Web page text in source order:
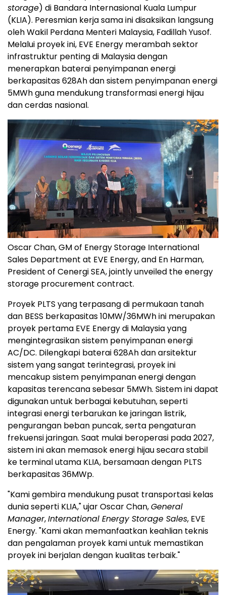
storage) di Bandara Internasional Kuala Lumpur
(KLIA). Peresmian kerja sama ini disaksikan langsung
oleh Wakil Perdana Menteri Malaysia, Fadillah Yusof.
Melalui proyek ini, EVE Energy merambah sektor
infrastruktur penting di Malaysia dengan
menerapkan baterai penyimpanan energi
berkapasitas 628Ah dan sistem penyimpanan energi
5MWh guna mendukung transformasi energi hijau
dan cerdas nasional.
Oscar Chan, GM of Energy Storage International
Sales Department at EVE Energy, and En Harman,
President of Cenergi SEA, jointly unveiled the energy
storage procurement contract.
Proyek PLTS yang terpasang di permukaan tanah
dan BESS berkapasitas 10MW/36MWh ini merupakan
proyek pertama EVE Energy di Malaysia yang
mengintegrasikan sistem penyimpanan energi
AC/DC. Dilengkapi baterai 628Ah dan arsitektur
sistem yang sangat terintegrasi, proyek ini
mencakup sistem penyimpanan energi dengan
kapasitas terencana sebesar 5MWh. Sistem ini dapat
digunakan untuk berbagai kebutuhan, seperti
integrasi energi terbarukan ke jaringan listrik,
pengurangan beban puncak, serta pengaturan
frekuensi jaringan. Saat mulai beroperasi pada 2027,
sistem ini akan memasok energi hijau secara stabil
ke terminal utama KLIA, bersamaan dengan PLTS
berkapasitas 36MWp.
"Kami gembira mendukung pusat transportasi kelas
dunia seperti KLIA," ujar Oscar Chan,General
Manager,International Energy Storage Sales, EVE
Energy. "Kami akan memanfaatkan keahlian teknis
dan pengalaman proyek kami untuk memastikan
proyek ini berjalan dengan kualitas terbaik."